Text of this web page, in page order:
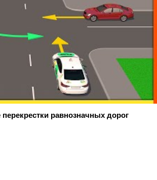
равнозначных дорог